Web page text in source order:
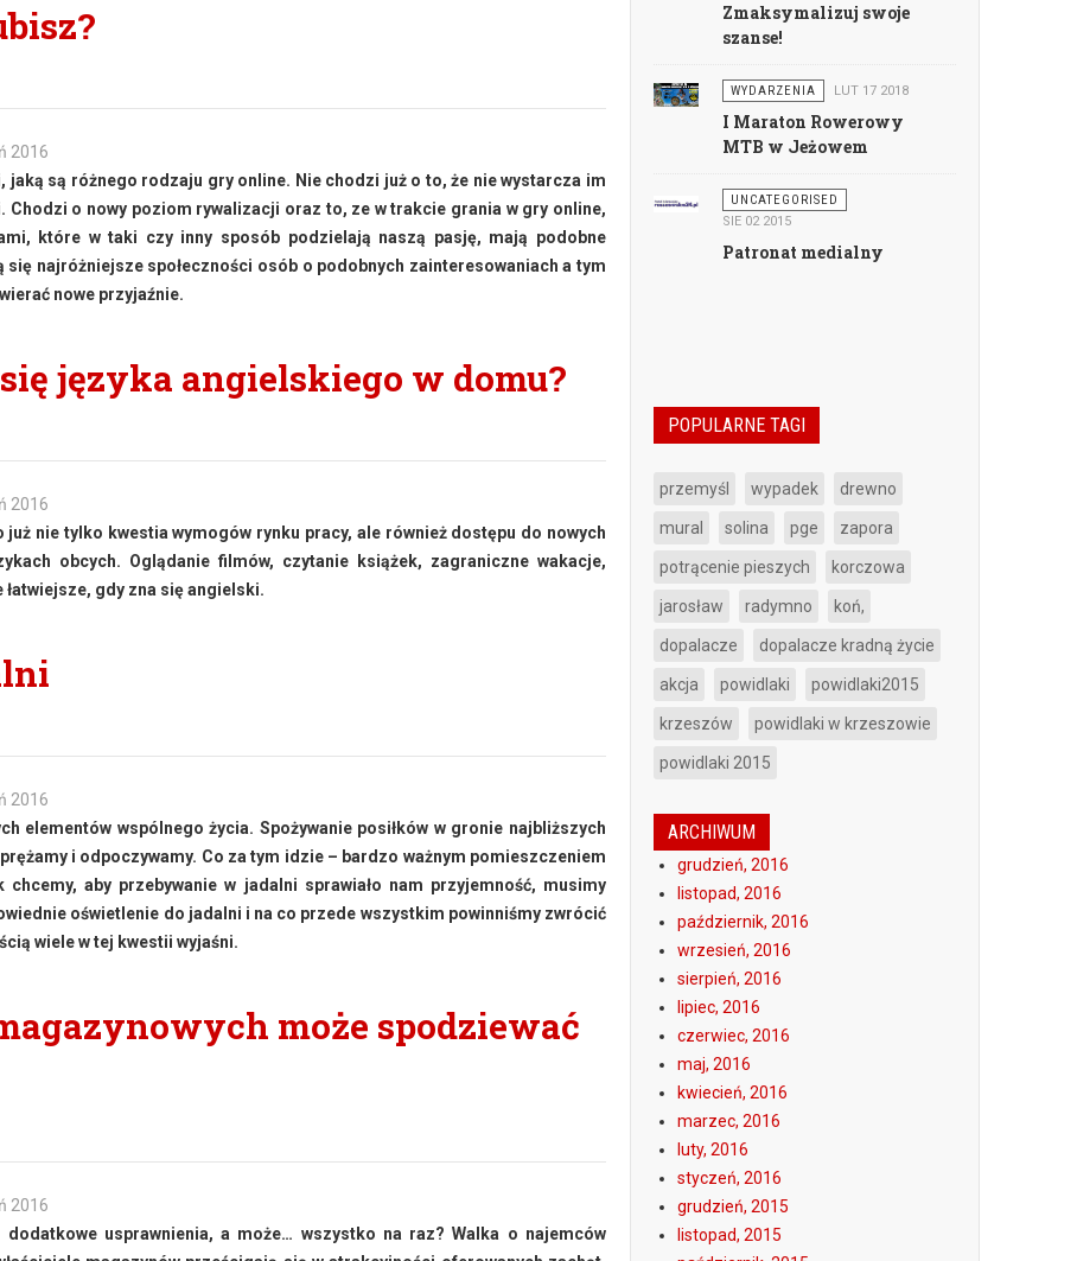
2016
są różnego rodzaju gry online. Nie chodzi już o to, że nie wystarcza im
o nowy poziom rywalizacji oraz to, ze w trakcie grania w gry online,
które w taki czy inny sposób podzielają naszą pasję, mają podobne
najróżniejsze społeczności osób o podobnych zainteresowaniach a tym
nowe przyjaźnie.
języka angielskiego w domu?
2016
nie tylko kwestia wymogów rynku pracy, ale również dostępu do nowych
obcych. Oglądanie filmów, czytanie książek, zagraniczne wakacje,
gdy zna się angielski.
2016
elementów wspólnego życia. Spożywanie posiłków w gronie najbliższych
i odpoczywamy. Co za tym idzie – bardzo ważnym pomieszczeniem
aby przebywanie w jadalni sprawiało nam przyjemność, musimy
oświetlenie do jadalni i na co przede wszystkim powinniśmy zwrócić
wiele w tej kwestii wyjaśni.
może spodziewać
2016
usprawnienia, a może… wszystko na raz? Walka o najemców
Zmaksymalizuj swoje
szanse!
WYDARZENIA LUT 17 2018
I Maraton Rowerowy
MTB w Jeżowem
UNCATEGORISED
SIE 02 2015
Patronat medialny
POPULARNE TAGI
przemyśl wypadek drewno
mural solina pge zapora
potrącenie pieszych korczowa
jarosław radymno koń,
dopalacze dopalacze kradną życie
akcja powidlaki powidlaki2015
krzeszów powidlaki w krzeszowie
powidlaki 2015
ARCHIWUM
grudzień, 2016
listopad, 2016
październik, 2016
wrzesień, 2016
sierpień, 2016
lipiec, 2016
czerwiec, 2016
maj, 2016
kwiecień, 2016
marzec, 2016
luty, 2016
styczeń, 2016
grudzień, 2015
listopad, 2015